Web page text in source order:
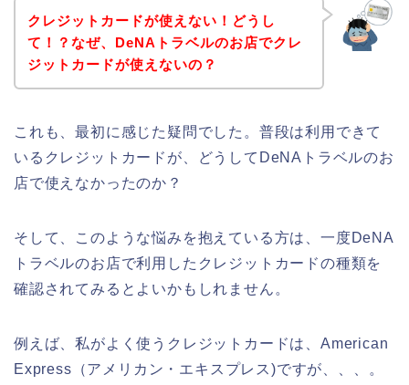
クレジットカードが使えない！どうし
て！？なぜ、DeNAトラベルのお店でクレ
ジットカードが使えないの？
これも、最初に感じた疑問でした。普段は利用できて
いるクレジットカードが、どうしてDeNAトラベルのお
店で使えなかったのか？
そして、このような悩みを抱えている方は、一度DeNA
トラベルのお店で利用したクレジットカードの種類を
確認されてみるとよいかもしれません。
例えば、私がよく使うクレジットカードは、American
Express（アメリカン・エキスプレス)ですが、、、。